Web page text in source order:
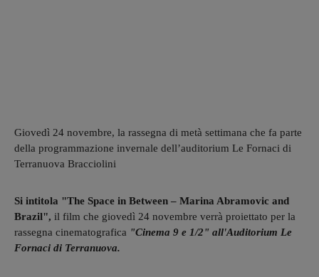
Giovedì 24 novembre, la rassegna di metà settimana che fa parte
della programmazione invernale dell’auditorium Le Fornaci di
Terranuova Bracciolini
Si intitola "The Space in Between – Marina Abramovic and
Brazil", il film che giovedì 24 novembre verrà proiettato per la
rassegna cinematografica "Cinema 9 e 1/2" all'Auditorium Le
Fornaci di Terranuova.